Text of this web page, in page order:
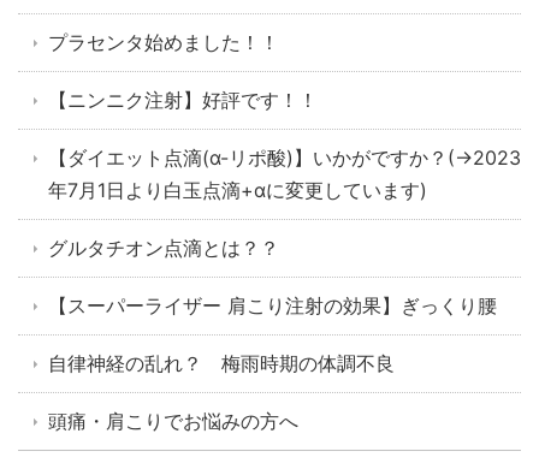
プラセンタ始めました！！
【ニンニク注射】好評です！！
【ダイエット点滴(α-リポ酸)】いかがですか？(→2023
年7月1日より白玉点滴+αに変更しています)
グルタチオン点滴とは？？
【スーパーライザー 肩こり注射の効果】ぎっくり腰
自律神経の乱れ？ 梅雨時期の体調不良
頭痛・肩こりでお悩みの方へ